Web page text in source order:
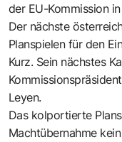
der EU-Kommission
Der nächste
Planspielen für den
Kurz. Sein nächstes
Leyen.
Das kolportierte
Machtübernahme